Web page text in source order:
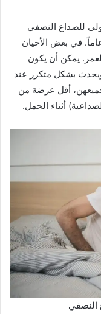
للصداع النصفي
في الفئة العمرية ما بين سن 10 و45 عاماً. في بعض الأحيان
يمكن أن يكون
ويحدث بشكل متكرر عند
جميعهن، أقل عرضة من
أثناء الحمل.
النصفي